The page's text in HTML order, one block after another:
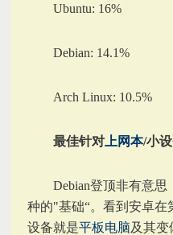
Ubuntu: 16%
Debian: 14.1%
Arch Linux: 10.5%
最佳针对 上网本/小
Debian登顶非有意
种的"基础“。看到安卓
设备就是平板电脑及其变